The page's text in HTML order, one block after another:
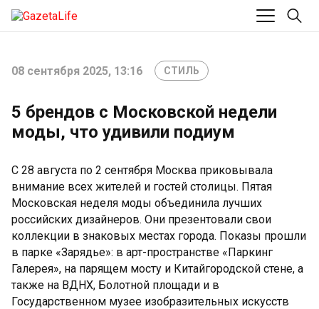
08 сентября 2025, 13:16 СТИЛЬ
5 брендов с Московской недели
моды, что удивили подиум
С 28 августа по 2 сентября Москва приковывала
внимание всех жителей и гостей столицы. Пятая
Московская неделя моды объединила лучших
российских дизайнеров. Они презентовали свои
коллекции в знаковых местах города. Показы прошли
в парке «Зарядье»: в арт-пространстве «Паркинг
Галерея», на парящем мосту и Китайгородской стене, а
также на ВДНХ, Болотной площади и в
Государственном музее изобразительных искусств